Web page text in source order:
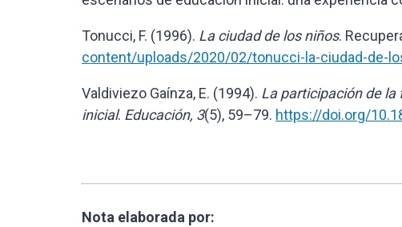
Tonucci, F. (1996). La ciudad de los niños.
content/uploads/2020/02/tonucci-la-ciudad-de-
Valdiviezo Gaínza, E. (1994). La participación de la
inicial. Educación, 3(5), 59–79. https://doi.org/
Nota elaborada por: